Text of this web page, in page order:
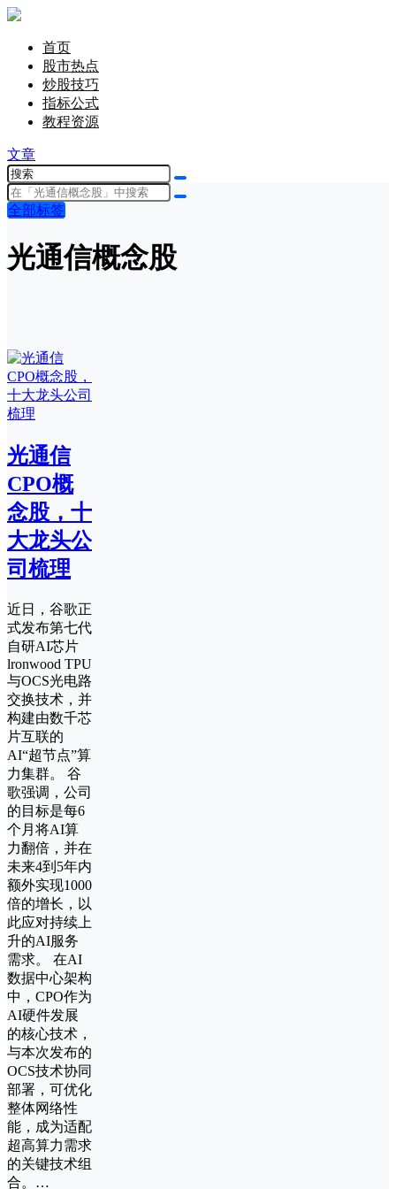
首页
股市热点
炒股技巧
指标公式
教程资源
文章
全部标签
光通信概念股
光通信
CPO概
念股，十
大龙头公
司梳理
近日，谷歌正
式发布第七代
自研AI芯片
lronwood TPU
与OCS光电路
交换技术，并
构建由数千芯
片互联的
AI“超节点”算
力集群。 谷
歌强调，公司
的目标是每6
个月将AI算
力翻倍，并在
未来4到5年内
额外实现1000
倍的增长，以
此应对持续上
升的AI服务
需求。 在AI
数据中心架构
中，CPO作为
AI硬件发展
的核心技术，
与本次发布的
OCS技术协同
部署，可优化
整体网络性
能，成为适配
超高算力需求
的关键技术组
合。…